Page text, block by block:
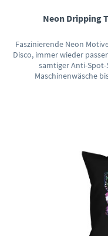
Neon Dripping
Faszinierende Neon
Disco, immer wieder
samtiger Anti-
Maschinenwäsche